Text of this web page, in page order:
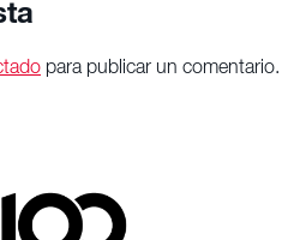
para publicar un comentario.